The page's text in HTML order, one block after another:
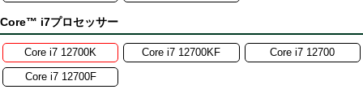
Core™ i7プロセッサー
Core i7 12700K Core i7 12700KF Core i7 12700
Core i7 12700F